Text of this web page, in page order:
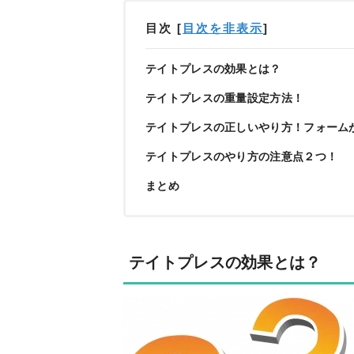
目次 [ 目次を非表示]
テイトプレスの効果とは？
テイトプレスの重量設定方法！
テイトプレスの正しいやり方！フォーム
テイトプレスのやり方の注意点２つ！
まとめ
テイトプレスの効果とは？